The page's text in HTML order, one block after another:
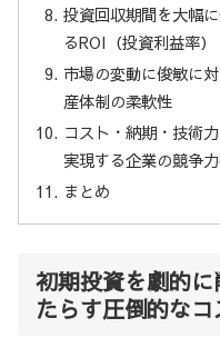
投資回収期間を大幅
るROI（投資利益率）
市場の変動に俊敏に
産体制の柔軟性
コスト・納期・技術
実現する企業の競争
まとめ
初期投資を劇的
たらす圧倒的な